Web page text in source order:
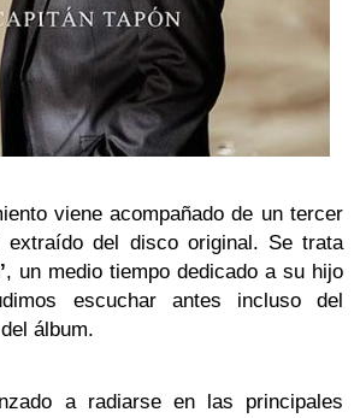
viene acompañado de un tercer
extraído del disco original. Se trata
, un medio tiempo dedicado a su hijo
escuchar antes incluso del
álbum.
a radiarse en las principales